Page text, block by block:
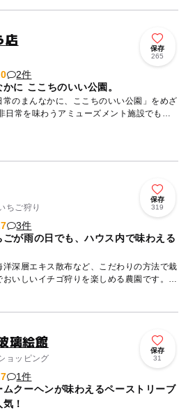
店
保存
265
2件
かに ここちのいい公園。
常のまんなかに、ここちのいい公園」をめざ
日常を味わうアミューズメント施設でもな
ちご狩り
保存
319
3件
ごが雨の日でも、ハウス内で味わえる
洋深層エキス散布など、こだわりの方法で栽
いしいイチゴ狩りを楽しめる農園です。
璃絵館
ョッピング
保存
31
1件
ムクーヘンが味わえるペーストリーブ
！